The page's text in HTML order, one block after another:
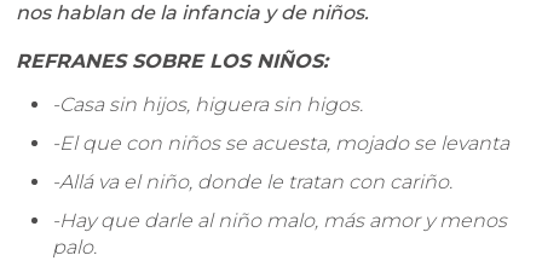
nos hablan de la infancia y de niños.
REFRANES SOBRE LOS NIÑOS:
-Casa sin hijos, higuera sin higos.
-El que con niños se acuesta, mojado se levanta
-Allá va el niño, donde le tratan con cariño.
-Hay que darle al niño malo, más amor y menos
palo.